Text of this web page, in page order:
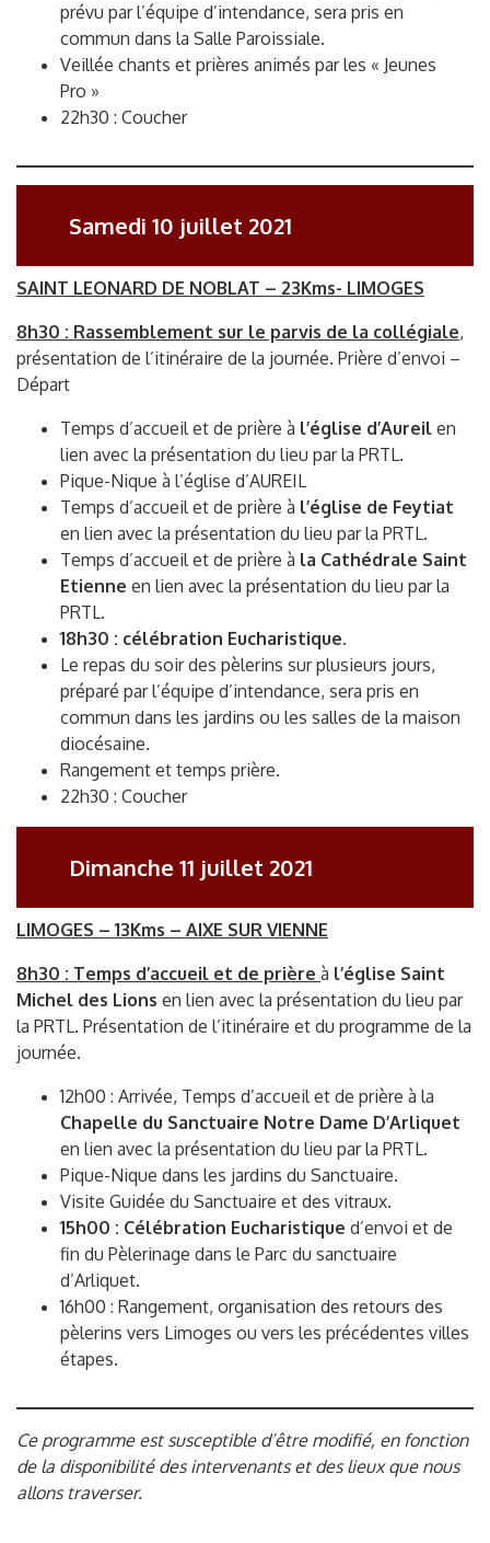
prévu par l’équipe d’intendance, sera pris en
commun dans la Salle Paroissiale.
Veillée chants et prières animés par les « Jeunes
Pro »
22h30 : Coucher
Samedi 10 juillet 2021
SAINT LEONARD DE NOBLAT – 23Kms- LIMOGES
8h30 : Rassemblement sur le parvis de la collégiale,
présentation de l’itinéraire de la journée. Prière d’envoi –
Départ
Temps d’accueil et de prière à l’église d’Aureil en
lien avec la présentation du lieu par la PRTL.
Pique-Nique à l’église d’AUREIL
Temps d’accueil et de prière à l’église de Feytiat
en lien avec la présentation du lieu par la PRTL.
Temps d’accueil et de prière à la Cathédrale Saint
Etienne en lien avec la présentation du lieu par la
PRTL.
18h30 : célébration Eucharistique.
Le repas du soir des pèlerins sur plusieurs jours,
préparé par l’équipe d’intendance, sera pris en
commun dans les jardins ou les salles de la maison
diocésaine.
Rangement et temps prière.
22h30 : Coucher
Dimanche 11 juillet 2021
LIMOGES – 13Kms – AIXE SUR VIENNE
8h30 : Temps d’accueil et de prière à l’église Saint
Michel des Lions en lien avec la présentation du lieu par
la PRTL. Présentation de l’itinéraire et du programme de la
journée.
12h00 : Arrivée, Temps d’accueil et de prière à la
Chapelle du Sanctuaire Notre Dame D’Arliquet
en lien avec la présentation du lieu par la PRTL.
Pique-Nique dans les jardins du Sanctuaire.
Visite Guidée du Sanctuaire et des vitraux.
15h00 : Célébration Eucharistique d’envoi et de
fin du Pèlerinage dans le Parc du sanctuaire
d’Arliquet.
16h00 : Rangement, organisation des retours des
pèlerins vers Limoges ou vers les précédentes villes
étapes.
Ce programme est susceptible d’être modifié, en fonction
de la disponibilité des intervenants et des lieux que nous
allons traverser.